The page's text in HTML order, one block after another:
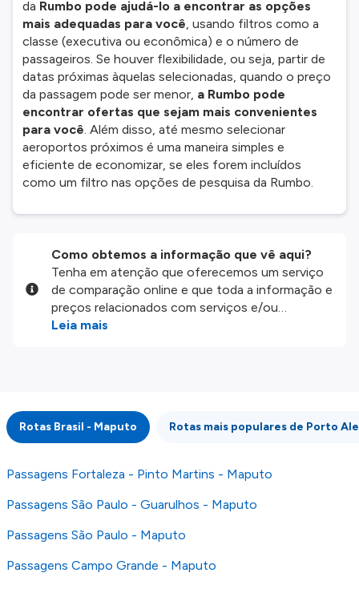
da Rumbo pode ajudá-lo a encontrar as opções
mais adequadas para você, usando filtros como a
classe (executiva ou econômica) e o número de
passageiros. Se houver flexibilidade, ou seja, partir de
datas próximas àquelas selecionadas, quando o preço
da passagem pode ser menor, a Rumbo pode
encontrar ofertas que sejam mais convenientes
para você. Além disso, até mesmo selecionar
aeroportos próximos é uma maneira simples e
eficiente de economizar, se eles forem incluídos
como um filtro nas opções de pesquisa da Rumbo.
Como obtemos a informação que vê aqui?
Tenha em atenção que oferecemos um serviço
de comparação online e que toda a informação e
preços relacionados com serviços e/ou
produtos disponíveis no nosso website são
integridade ou pela precisão da informação
publicada, por isso verifique com atenção todas
as condições no website do parceiro antes de
fazer uma reserva. Para mais detalhes verifique
os nossosTermos e Condições .
Leia mais
Rotas Brasil - Maputo Rotas mais populares de Porto
Passagens Fortaleza - Pinto Martins - Maputo
Passagens São Paulo - Guarulhos - Maputo
Passagens São Paulo - Maputo
Passagens Campo Grande - Maputo